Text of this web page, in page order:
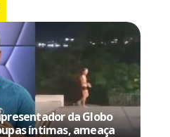
da Globo
íntimas, ameaça